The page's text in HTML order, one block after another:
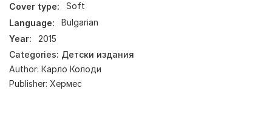
Cover type:
Soft
Language:
Bulgarian
Year:
2015
Categories: Детски издания
Author: Карло Колоди
Publisher: Хермес